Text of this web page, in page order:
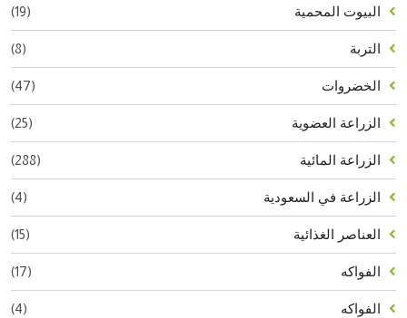
البيوت المحمية (19)
التربة (8)
الخضروات (47)
الزراعة العضوية (25)
الزراعة المائية (288)
الزراعة في السعودية (4)
العناصر الغذائية (15)
الفواكه (17)
الفواكه (4)